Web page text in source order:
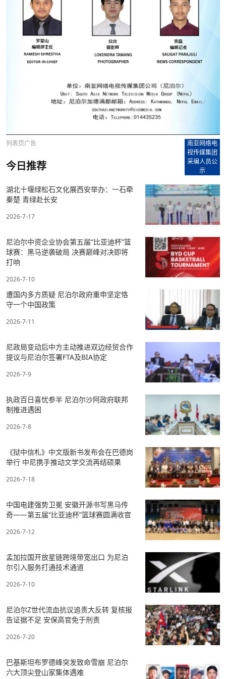
列表页广告
南亚网络电
视传媒集团
采编人员公
示
今日推荐
湖北十堰绿松石文化展西安举办：一石牵
秦楚 青绿赴长安
2026-7-17
尼泊尔中资企业协会第五届“比亚迪杯”篮
球赛：黑马逆袭破局 决赛巅峰对决即将
打响
2026-7-10
遭国内多方质疑 尼泊尔政府重申坚定恪
守一个中国政策
2026-7-11
尼政局变动后中方主动推进双边经贸合作
提议与尼泊尔签署FTA及BIA协定
2026-7-9
执政百日喜忧参半 尼泊尔沙阿政府联邦
制推进遇困
2026-7-8
《狱中信札》中文版新书发布会在巴德岗
举行 中尼携手推动文学交流再结硕果
2026-7-18
中国电建强势卫冕 安徽开源书写黑马传
奇——第五届“比亚迪杯”篮球赛圆满收官
2026-7-12
孟加拉国开放星链跨境带宽出口 为尼泊
尔引入服务打通技术通道
2026-7-10
尼泊尔Z世代流血抗议追责大反转 复核报
告证据不足 安保高官免于刑责
2026-7-20
巴基斯坦布罗德峰突发致命雪崩 尼泊尔
六大顶尖登山家集体遇难